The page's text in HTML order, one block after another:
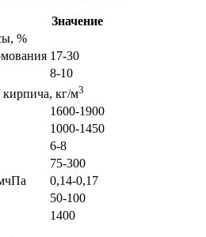
Значение
%
17-30
8-10
кирпича, кг/м3
1600-1900
1000-1450
6-8
75-300
0,14-0,17
50-100
1400